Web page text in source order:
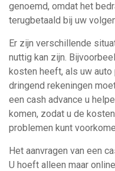
genoemd, omdat het
terugbetaald bij uw
Er zijn verschillende
nuttig kan zijn.
kosten heeft, als uw
dringend rekeningen
een cash advance u
komen, zodat u de
problemen kunt
Het aanvragen van een
U hoeft alleen maar